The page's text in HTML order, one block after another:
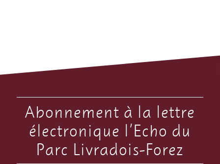
Abonnement à la lettre
électronique l’Echo du
Parc Livradois-Forez